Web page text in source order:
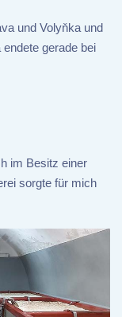
und Volyňka und
gerade bei
im Besitz einer
sorgte für mich